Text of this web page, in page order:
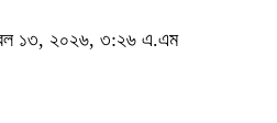
১৩, ২০২৬, ৩:২৬ এ.এম